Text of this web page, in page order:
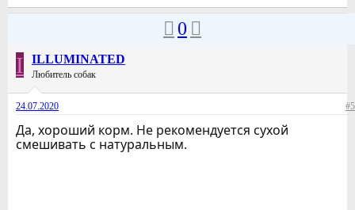
0
I ILLUMINATED
Любитель собак
24.07.2020 #5
Да, хороший корм. Не рекомендуется сухой
смешивать с натуральным.